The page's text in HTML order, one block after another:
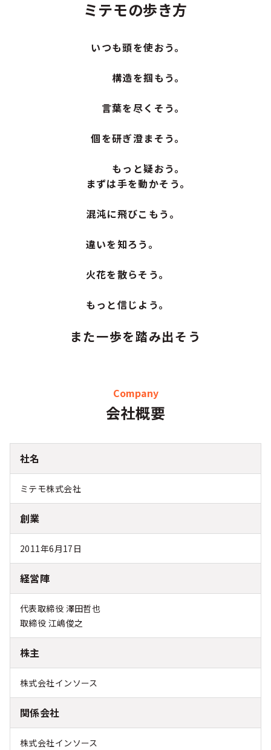
ミテモの歩き方
いつも頭を使おう。
構造を掴もう。
言葉を尽くそう。
個を研ぎ澄まそう。
もっと疑おう。
まずは手を動かそう。
混沌に飛びこもう。
違いを知ろう。
火花を散らそう。
もっと信じよう。
また一歩を踏み出そう
Company
会社概要
社名
ミテモ株式会社
創業
2011年6月17日
経営陣
代表取締役 澤田哲也
取締役 江嶋俊之
株主
株式会社インソース
関係会社
株式会社インソース